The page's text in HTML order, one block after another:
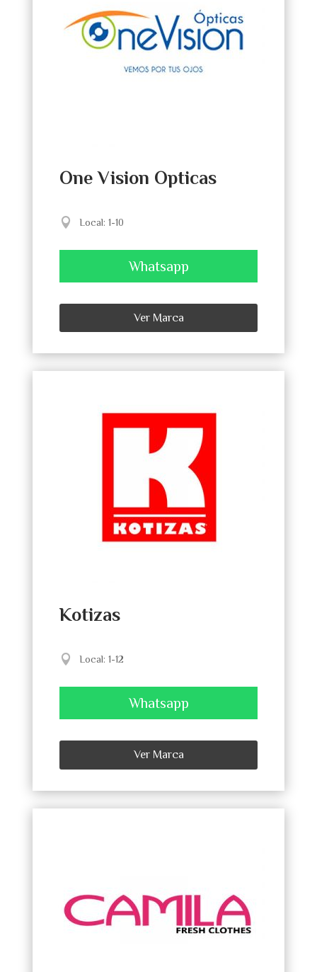
One Vision Opticas
Local: 1-10
Whatsapp
Ver Marca
Kotizas
Local: 1-12
Whatsapp
Ver Marca